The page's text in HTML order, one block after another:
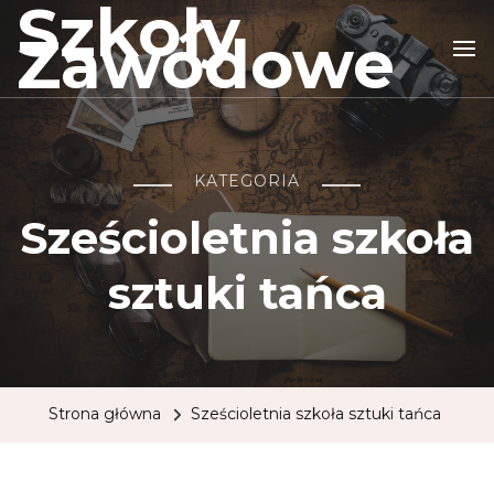
Szkoły
Zawodowe
KATEGORIA
Sześcioletnia szkoła
sztuki tańca
Strona główna Sześcioletnia szkoła sztuki tańca